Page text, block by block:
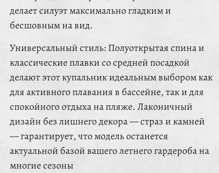
делает силуэт максимально гладким и
бесшовным на вид.
Универсальный стиль: Полуоткрытая спина и
классические плавки со средней посадкой
делают этот купальник идеальным выбором как
для активного плавания в бассейне, так и для
спокойного отдыха на пляже. Лаконичный
дизайн без лишнего декора — страз и камней
— гарантирует, что модель останется
актуальной базой вашего летнего гардероба на
многие сезоны